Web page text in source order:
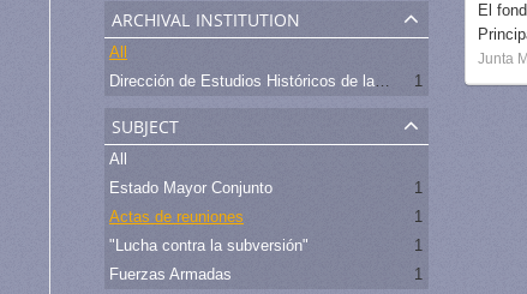
archival institution
All
Dirección de Estudios Históricos de la Fuerza Aérea
1
subject
All
Estado Mayor Conjunto
1
Actas de reuniones
1
"Lucha contra la subversión"
1
Fuerzas Armadas
1
El
Junta